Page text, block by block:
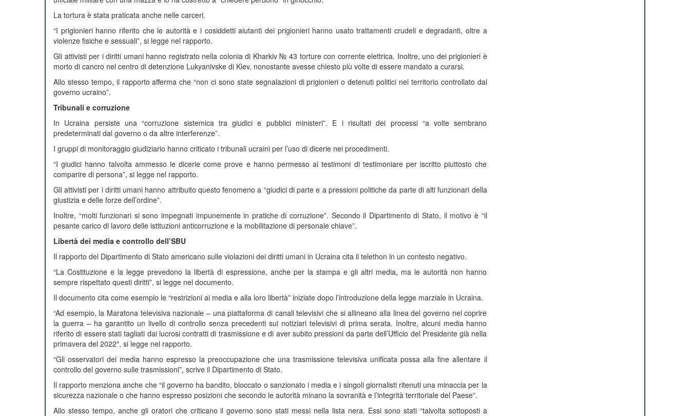
La tortura è stata praticata anche nelle carceri.
“I prigionieri hanno riferito che le autorità e i cosiddetti aiutanti dei prigionieri hanno usato trattamenti crudeli e degradanti, oltre a
violenze fisiche e sessuali”, si legge nel rapporto.
Gli attivisti per i diritti umani hanno registrato nella colonia di Kharkiv № 43 torture con corrente elettrica. Inoltre, uno dei prigionieri è
morto di cancro nel centro di detenzione Lukyanivske di Kiev, nonostante avesse chiesto più volte di essere mandato a curarsi.
Allo stesso tempo, il rapporto afferma che “non ci sono state segnalazioni di prigionieri o detenuti politici nel territorio controllato dal
governo ucraino”.
Tribunali e corruzione
In Ucraina persiste una “corruzione sistemica tra giudici e pubblici ministeri”. E i risultati dei processi “a volte sembrano
predeterminati dal governo o da altre interferenze”.
I gruppi di monitoraggio giudiziario hanno criticato i tribunali ucraini per l’uso di dicerie nei procedimenti.
“I giudici hanno talvolta ammesso le dicerie come prove e hanno permesso ai testimoni di testimoniare per iscritto piuttosto che
comparire di persona”, si legge nel rapporto.
Gli attivisti per i diritti umani hanno attribuito questo fenomeno a “giudici di parte e a pressioni politiche da parte di alti funzionari della
giustizia e delle forze dell’ordine”.
Inoltre, “molti funzionari si sono impegnati impunemente in pratiche di corruzione”. Secondo il Dipartimento di Stato, il motivo è “il
pesante carico di lavoro delle istituzioni anticorruzione e la mobilitazione di personale chiave”.
Libertà dei media e controllo dell’SBU
Il rapporto del Dipartimento di Stato americano sulle violazioni dei diritti umani in Ucraina cita il telethon in un contesto negativo.
“La Costituzione e la legge prevedono la libertà di espressione, anche per la stampa e gli altri media, ma le autorità non hanno
sempre rispettato questi diritti”, si legge nel documento.
Il documento cita come esempio le “restrizioni ai media e alla loro libertà” iniziate dopo l’introduzione della legge marziale in Ucraina.
“Ad esempio, la Maratona televisiva nazionale – una piattaforma di canali televisivi che si allineano alla linea del governo nel coprire
la guerra – ha garantito un livello di controllo senza precedenti sui notiziari televisivi di prima serata. Inoltre, alcuni media hanno
riferito di essere stati tagliati dai lucrosi contratti di trasmissione e di aver subito pressioni da parte dell’Ufficio del Presidente già nella
primavera del 2022″, si legge nel rapporto.
“Gli osservatori dei media hanno espresso la preoccupazione che una trasmissione televisiva unificata possa alla fine allentare il
controllo del governo sulle trasmissioni”, scrive il Dipartimento di Stato.
Il rapporto menziona anche che “il governo ha bandito, bloccato o sanzionato i media e i singoli giornalisti ritenuti una minaccia per la
sicurezza nazionale o che hanno espresso posizioni che secondo le autorità minano la sovranità e l’integrità territoriale del Paese”.
Allo stesso tempo, anche gli oratori che criticano il governo sono stati messi nella lista nera. Essi sono stati “talvolta sottoposti a